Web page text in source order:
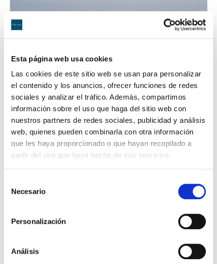
Esta página web usa cookies
Las cookies de este sitio web se usan para personalizar
el contenido y los anuncios, ofrecer funciones de redes
sociales y analizar el tráfico. Además, compartimos
información sobre el uso que haga del sitio web con
nuestros partners de redes sociales, publicidad y análisis
web, quienes pueden combinarla con otra información
que les haya proporcionado o que hayan recopilado a
partir del uso que haya hecho de sus servicios.
Necesario
Personalización
Análisis
Especial Guardia Civil